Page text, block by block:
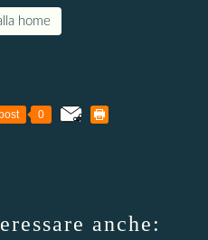
home
0
anche: